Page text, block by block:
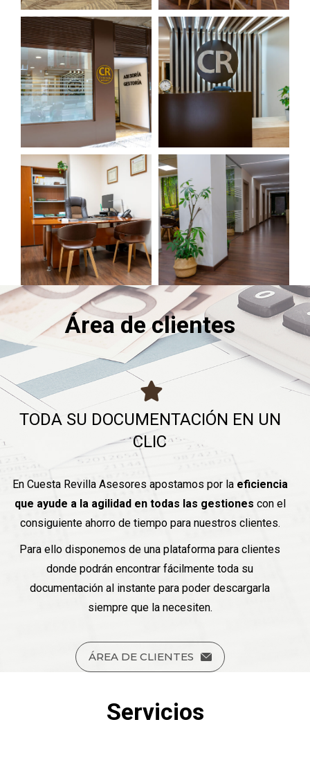
Área de clientes
TODA SU DOCUMENTACIÓN EN UN
CLIC
En Cuesta Revilla Asesores apostamos por la eficiencia
que ayude a la agilidad en todas las gestiones con el
consiguiente ahorro de tiempo para nuestros clientes.
Para ello disponemos de una plataforma para clientes
donde podrán encontrar fácilmente toda su
documentación al instante para poder descargarla
siempre que la necesiten.
ÁREA DE CLIENTES
Servicios